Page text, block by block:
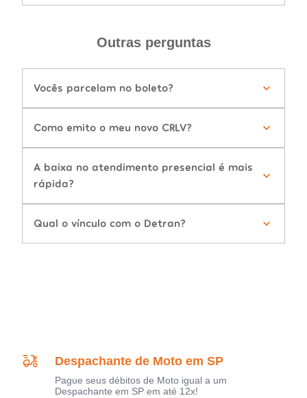
Outras perguntas
Vocês parcelam no boleto?
Como emito o meu novo CRLV?
A baixa no atendimento presencial é mais
rápida?
Qual o vínculo com o Detran?
Despachante de Moto em SP
Pague seus débitos de Moto igual a um
Despachante em SP em até 12x!